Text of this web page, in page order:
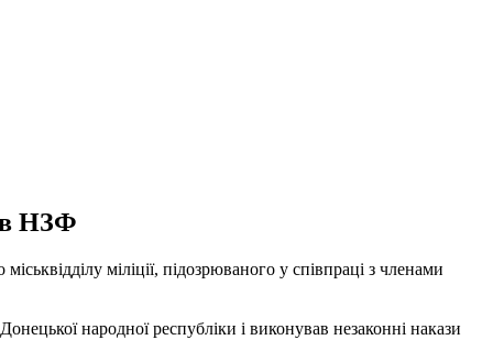
НЗФ
міліції, підозрюваного у співпраці з членами
народної республіки і виконував незаконні накази